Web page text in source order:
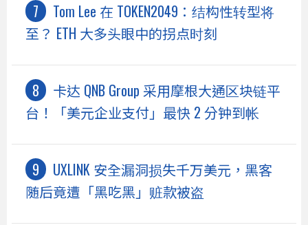
Tom Lee 在 TOKEN2049：结构性转型将
至？ ETH 大多头眼中的拐点时刻
卡达 QNB Group 采用摩根大通区块链平
台！「美元企业支付」最快 2 分钟到帐
UXLINK 安全漏洞损失千万美元，黑客
随后竟遭「黑吃黑」赃款被盗